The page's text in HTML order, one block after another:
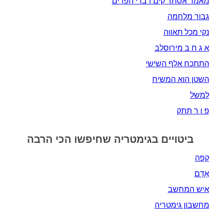
גבור מלחמה
נקי מכל תאווה
א ג ח ב מירוסלב
התתכח אלף השישי
השטן הוא המשיח
למשל
פ ו ר תתק
ביטויים בגימטריה שחיפשו הכי הרבה
קפה
אָדָם‎
איש המחשב
מחשבון גימטריה